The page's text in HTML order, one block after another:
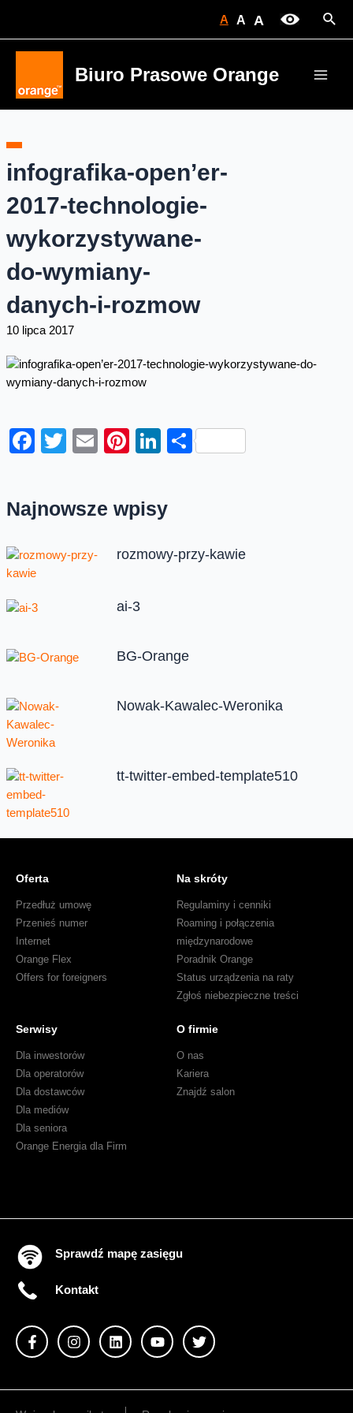
A A A
Biuro Prasowe Orange
infografika-open’er-
2017-technologie-
wykorzystywane-
do-wymiany-
danych-i-rozmow
10 lipca 2017
Facebook
Twitter
EmailPinterest
LinkedIn
Share
Najnowsze wpisy
rozmowy-przy-kawie
ai-3
BG-Orange
Nowak-Kawalec-Weronika
tt-twitter-embed-template510
Oferta
Przedłuż umowę
Przenieś numer
Internet
Orange Flex
Offers for foreigners
Na skróty
Regulaminy i cenniki
Roaming i połączenia
międzynarodowe
Poradnik Orange
Status urządzenia na raty
Zgłoś niebezpieczne treści
Serwisy
Dla inwestorów
Dla operatorów
Dla dostawców
Dla mediów
Dla seniora
Orange Energia dla Firm
O firmie
O nas
Kariera
Znajdź salon
Sprawdź mapę zasięgu
Kontakt